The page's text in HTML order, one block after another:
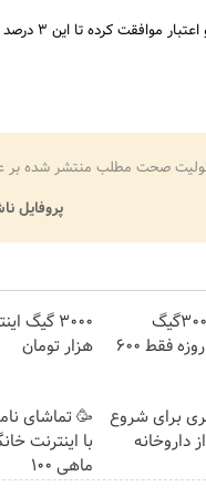
تا این 3 درصد تسهیلات کم شود.
صحت مطلب منتشر شده بر
پروفایل
⏳فرصت محدود!! 3000گیگ
اینترنت خانگی 180 روزه فقط 600
هزار تومان
برای شروع
داروخانه
🥳 تماشای
با اینترنت
ماهی 100